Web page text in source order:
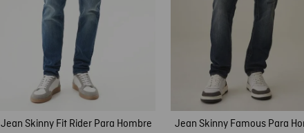
Jean Skinny Fit Rider Para Hombre Jean Skinny Famous Para